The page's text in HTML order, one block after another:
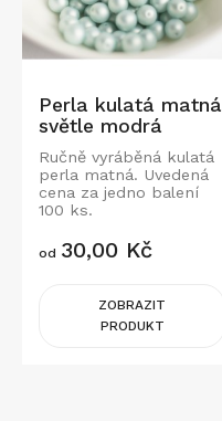
Perla kulatá matná
světle modrá
Ručně vyráběná kulatá
perla matná. Uvedená
cena za jedno balení
100 ks.
Cena
od 30,00 Kč
ZOBRAZIT
PRODUKT